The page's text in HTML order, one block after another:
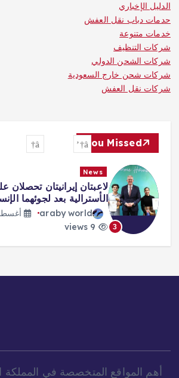
الدليل الإخباري
حدمات دباب نقل العفش
خدمات متنوعة
شركات التنظيف
شركات الشحن الدولي
شركات شحن خارج السعودية
شركات نقل العفش
You Missed
4
News
طرابزون يكتب صفحة
استقبال أسطوري وشغف
araby world
أغسطس
أهم المواقع المتخصصة في المملكة